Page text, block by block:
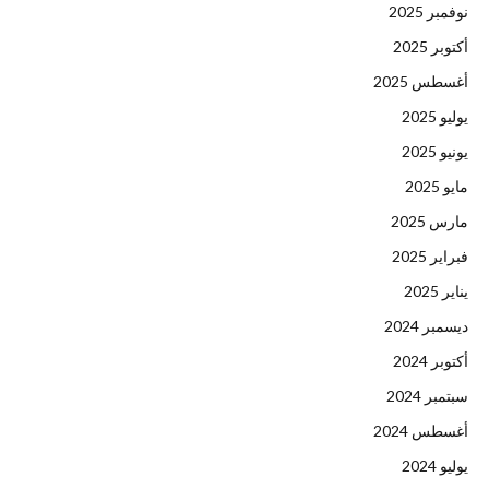
نوفمبر 2025
أكتوبر 2025
أغسطس 2025
يوليو 2025
يونيو 2025
مايو 2025
مارس 2025
فبراير 2025
يناير 2025
ديسمبر 2024
أكتوبر 2024
سبتمبر 2024
أغسطس 2024
يوليو 2024